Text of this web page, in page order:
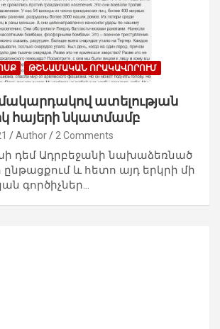
ԹՇՆԱՄԱԿԱՆ ՈՐԱԿԱՎՈՐՈՒՄ
ատելության
հայերի նկատմամբ
Author 2 Comments
դեմ Ադրբեջանի նախաձեռնած
և հետո այդ երկրի մի
գործիչներ…